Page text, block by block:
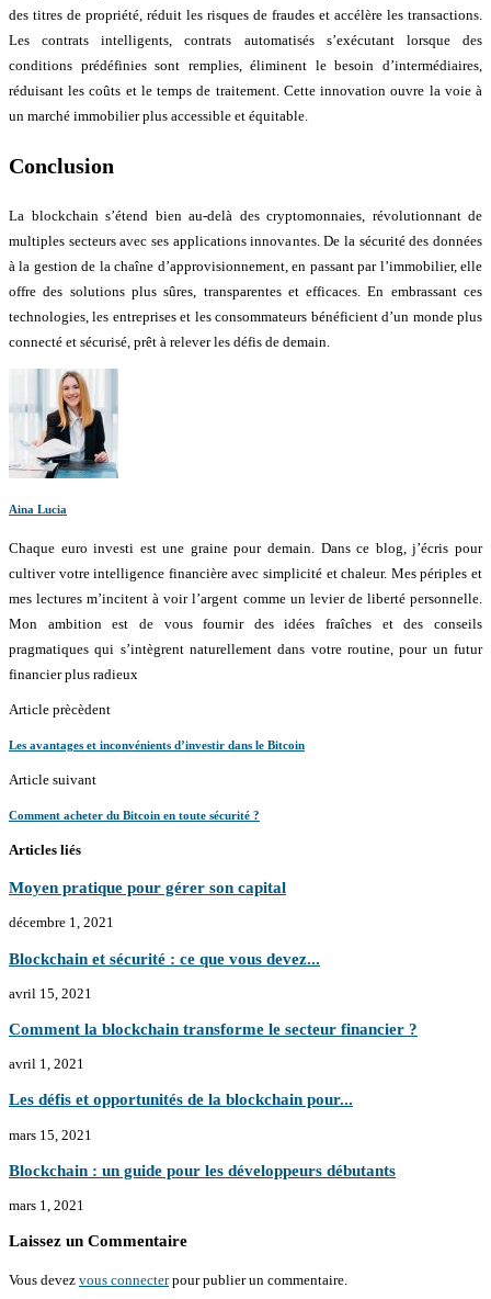
des titres de propriété, réduit les risques de fraudes et accélère les transactions.
Les contrats intelligents, contrats automatisés s’exécutant lorsque des
conditions prédéfinies sont remplies, éliminent le besoin d’intermédiaires,
réduisant les coûts et le temps de traitement. Cette innovation ouvre la voie à
un marché immobilier plus accessible et équitable.
Conclusion
La blockchain s’étend bien au-delà des cryptomonnaies, révolutionnant de
multiples secteurs avec ses applications innovantes. De la sécurité des données
à la gestion de la chaîne d’approvisionnement, en passant par l’immobilier, elle
offre des solutions plus sûres, transparentes et efficaces. En embrassant ces
technologies, les entreprises et les consommateurs bénéficient d’un monde plus
connecté et sécurisé, prêt à relever les défis de demain.
Aina Lucia
Chaque euro investi est une graine pour demain. Dans ce blog, j’écris pour
cultiver votre intelligence financière avec simplicité et chaleur. Mes périples et
mes lectures m’incitent à voir l’argent comme un levier de liberté personnelle.
Mon ambition est de vous fournir des idées fraîches et des conseils
pragmatiques qui s’intègrent naturellement dans votre routine, pour un futur
financier plus radieux
Article prècèdent
Les avantages et inconvénients d’investir dans le Bitcoin
Article suivant
Comment acheter du Bitcoin en toute sécurité ?
Articles liés
Moyen pratique pour gérer son capital
décembre 1, 2021
Blockchain et sécurité : ce que vous devez...
avril 15, 2021
Comment la blockchain transforme le secteur financier ?
avril 1, 2021
Les défis et opportunités de la blockchain pour...
mars 15, 2021
Blockchain : un guide pour les développeurs débutants
mars 1, 2021
Laissez un Commentaire
Vous devez vous connecterpour publier un commentaire.